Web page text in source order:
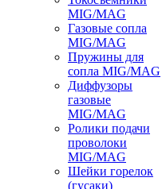
MIG/MAG
Газовые сопла
MIG/MAG
Пружины для
сопла MIG/MAG
Диффузоры
газовые
MIG/MAG
Ролики подачи
проволоки
MIG/MAG
Шейки горелок
(гусаки)